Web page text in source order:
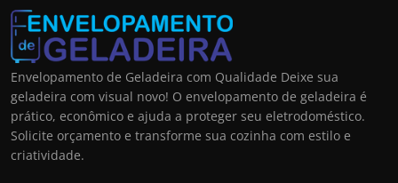
Envelopamento de Geladeira com Qualidade Deixe sua
geladeira com visual novo! O envelopamento de geladeira é
prático, econômico e ajuda a proteger seu eletrodoméstico.
Solicite orçamento e transforme sua cozinha com estilo e
criatividade.